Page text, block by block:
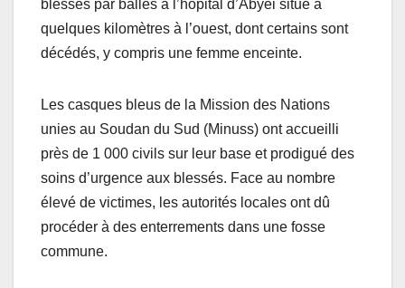
blessés par balles à l’hôpital d’Abyei situé à
quelques kilomètres à l’ouest, dont certains sont
décédés, y compris une femme enceinte.
Les casques bleus de la Mission des Nations
unies au Soudan du Sud (Minuss) ont accueilli
près de 1 000 civils sur leur base et prodigué des
soins d’urgence aux blessés. Face au nombre
élevé de victimes, les autorités locales ont dû
procéder à des enterrements dans une fosse
commune.